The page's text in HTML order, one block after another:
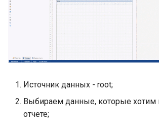
Источник данных - root;
Выбираем данные, которые хотим
отчете;